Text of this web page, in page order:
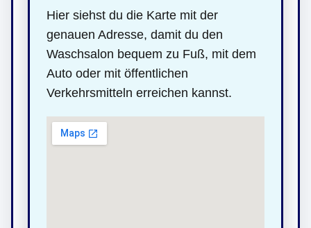
Hier siehst du die Karte mit der
genauen Adresse, damit du den
Waschsalon bequem zu Fuß, mit dem
Auto oder mit öffentlichen
Verkehrsmitteln erreichen kannst.